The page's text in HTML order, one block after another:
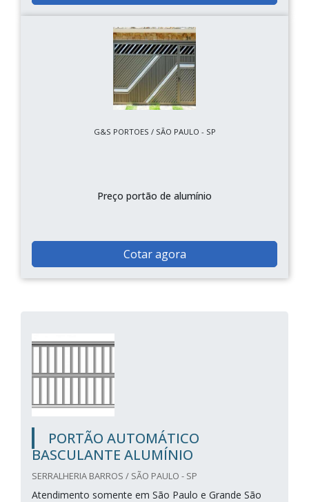
G&S PORTOES / SÃO PAULO - SP
Preço portão de alumínio
Cotar agora
PORTÃO AUTOMÁTICO
BASCULANTE ALUMÍNIO
SERRALHERIA BARROS / SÃO PAULO - SP
Atendimento somente em São Paulo e Grande São